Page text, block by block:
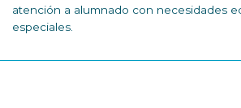
atención a alumnado con necesidades
especiales.